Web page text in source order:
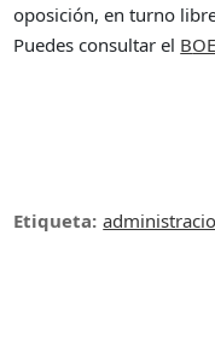
oposición, en turno
Puedes consultar el B
Etiqueta: